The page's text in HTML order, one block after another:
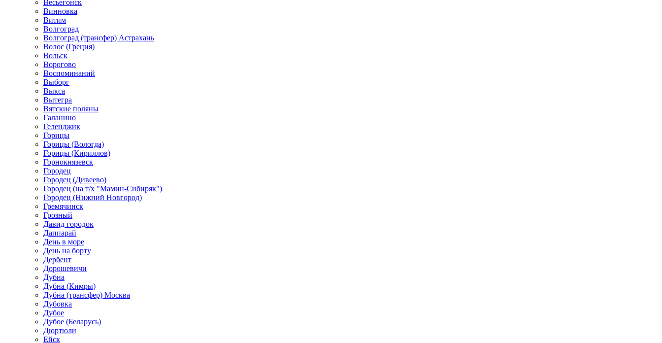
Весьегонск
Винновка
Витим
Волгоград
Волгоград (трансфер) Астрахань
Волос (Греция)
Вольск
Ворогово
Воспоминаний
Выборг
Выкса
Вытегра
Вятские поляны
Галанино
Геленджик
Горицы
Горицы (Вологда)
Горицы (Кириллов)
Горнокнязевск
Городец
Городец (Дивеево)
Городец (на т/х "Мамин-Сибиряк")
Городец (Нижний Новгород)
Гремячинск
Грозный
Давид городок
Даппарай
День в море
День на борту
Дербент
Дорошевичи
Дубна
Дубна (Кимры)
Дубна (трансфер) Москва
Дубовка
Дубое
Дубое (Беларусь)
Дюртюли
Ейск